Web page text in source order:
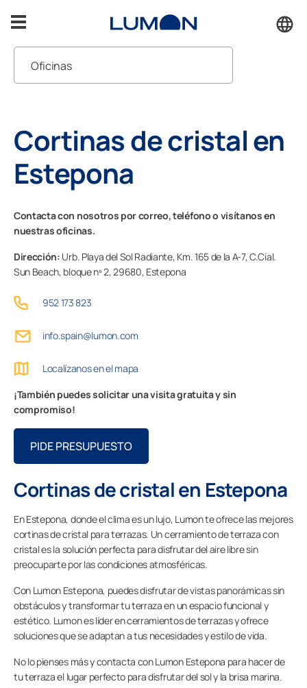
Profesionales
Grupo Lumon
Tienda Online
Terrazas
Accesorios
Soporte
PIDE ASESORAMIENTO AQUÍ
Oficinas
Atención al cliente
Solucionamos lo que necesites
Cortinas de cristal en
Estepona
Contacta con nosotros por correo, teléfono o visítanos en
nuestras oficinas.
Dirección: Urb. Playa del Sol Radiante, Km. 165 de la A-7, C.Cial.
Sun Beach, bloque nº 2,29680, Estepona
952 173 823
info.spain@lumon.com
Localízanos en el mapa
¡También puedes solicitar una visita gratuita y sin
compromiso!
PIDE PRESUPUESTO
Cortinas de cristal en Estepona
En Estepona, donde el clima es un lujo, Lumon te ofrece las mejores
cortinas de cristal para terrazas. Un cerramiento de terraza con
cristal es la solución perfecta para disfrutar del aire libre sin
preocuparte por las condiciones atmosféricas.
Con Lumon Estepona, puedes disfrutar de vistas panorámicas sin
obstáculos y transformar tu terraza en un espacio funcional y
estético. Lumon es líder en cerramientos de terrazas y ofrece
soluciones que se adaptan a tus necesidades y estilo de vida.
No lo pienses más y contacta con Lumon Estepona para hacer de
tu terraza el lugar perfecto para disfrutar del sol y la brisa marina.